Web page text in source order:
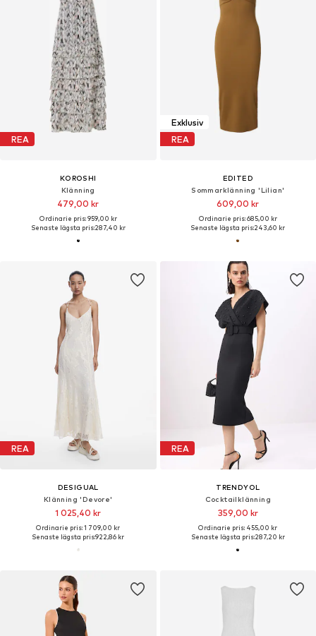
REA
KOROSHI
Klänning
479,00 kr
Ordinarie pris: 959,00 kr
Senaste lägsta pris:287,40 kr
Exklusiv
REA
EDITED
Sommarklänning 'Lilian'
609,00 kr
Ordinarie pris: 685,00 kr
Senaste lägsta pris:243,60 kr
REA
DESIGUAL
Klänning 'Devore'
1 025,40 kr
Ordinarie pris: 1 709,00 kr
Senaste lägsta pris:922,86 kr
REA
TRENDYOL
Cocktailklänning
359,00 kr
Ordinarie pris: 455,00 kr
Senaste lägsta pris:287,20 kr